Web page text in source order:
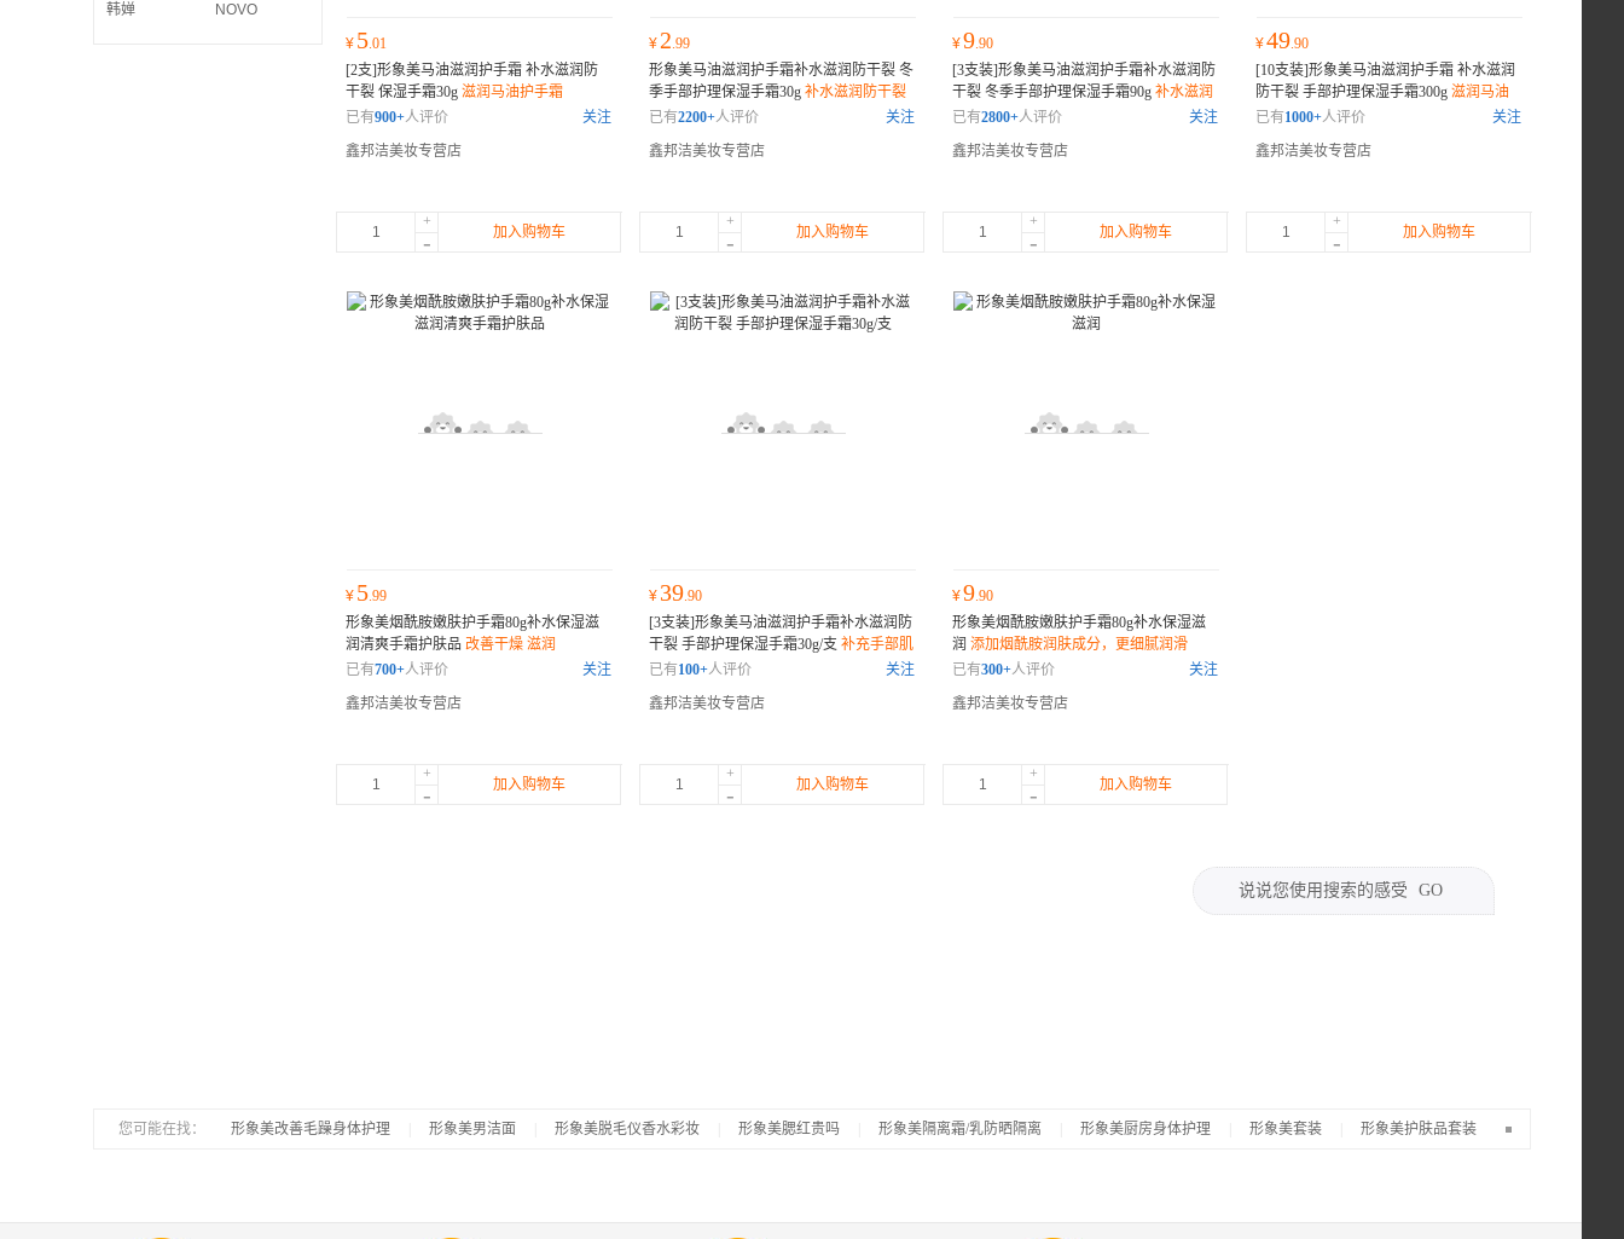
¥ 5.01
[2支]形象美马油滋润护手霜 补水滋润防
干裂 保湿手霜30g 滋润马油护手霜
已有900+人评价
关注
鑫邦洁美妆专营店
+
- 加入购物车
¥ 2.99
形象美马油滋润护手霜补水滋润防干裂 冬
季手部护理保湿手霜30g 补水滋润防干裂
已有2200+人评价
关注
鑫邦洁美妆专营店
+
- 加入购物车
¥9.90
[3支装]形象美马油滋润护手霜补水滋润防
干裂 冬季手部护理保湿手霜90g 补水滋润
防干裂
已有2800+人评价
关注
鑫邦洁美妆专营店
+
- 加入购物车
¥49.90
[10支装]形象美马油滋润护手霜 补水滋润
防干裂 手部护理保湿手霜300g 滋润马油
护手霜
已有1000+人评价
关注
鑫邦洁美妆专营店
+
- 加入购物车
¥ 5.99
形象美烟酰胺嫩肤护手霜80g补水保湿滋
润清爽手霜护肤品 改善干燥 滋润
已有700+人评价
关注
鑫邦洁美妆专营店
+
- 加入购物车
¥ 39.90
[3支装]形象美马油滋润护手霜补水滋润防
干裂 手部护理保湿手霜30g/支 补充手部肌
肤水分
已有100+人评价
关注
鑫邦洁美妆专营店
+
- 加入购物车
¥9.90
形象美烟酰胺嫩肤护手霜80g补水保湿滋
润 添加烟酰胺润肤成分，更细腻润滑
已有300+人评价
关注
鑫邦洁美妆专营店
+
- 加入购物车
说说您使用搜索的感受 GO
韩婵 NOVO
您可能在找： 形象美改善毛躁身体护理 形象美男洁面 形象美脱毛仪香水彩妆 形象美腮红贵吗 形象美隔离霜/乳防晒隔离 形象美厨房身体护理 形象美套装 形象美护肤品套装
美专